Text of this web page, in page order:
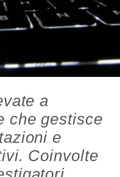
a
che gestisce
e
Coinvolte